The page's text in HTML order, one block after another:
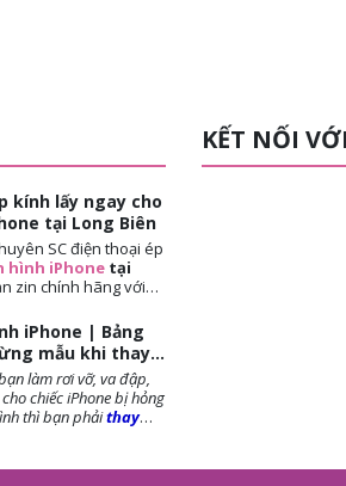
kính lấy ngay cho
tại Long Biên
SC điện thoại ép
hình iPhone tại
zin chính hãng với
sau 10-15 phút.
tốt nhất tới khách
lực full màn, tặng
vệ sinh máy.
iPhone | Bảng
mẫu khi thay
làm rơi vỡ, va đập,
chiếc iPhone bị hỏng
thì bạn phảithay
viết dưới đây,Hanoi
KẾT NỐI